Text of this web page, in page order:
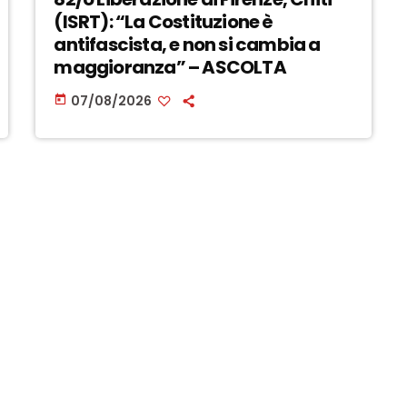
(ISRT): “La Costituzione è
antifascista, e non si cambia a
maggioranza” – ASCOLTA
today 07/08/2026